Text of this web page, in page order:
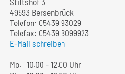
49593 Bersenbrück
Telefon: 05439 93029
Telefax: 05439 8099923
E-Mail schreiben
Mo. 10.00 - 12.00 Uhr